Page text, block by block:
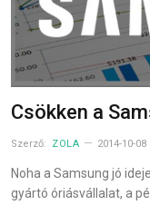
Csökken a
Szerző: ZOLA 2014-10-08
Noha a Samsung jó
gyártó óriásvállalat, a